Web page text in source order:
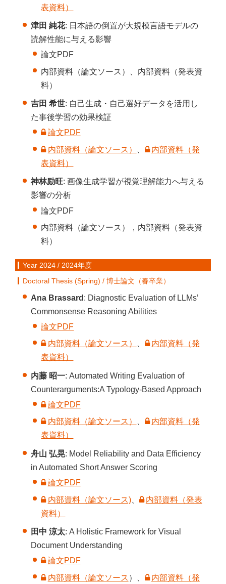
表資料）
津田 純花: 日本語の倒置が大規模言語モデルの
読解性能に与える影響
論文PDF
内部資料（論文ソース）、内部資料（発表資
料）
吉田 希世: 自己生成・自己選好データを活用し
た事後学習の効果検証
論文PDF
内部資料（論文ソース）
内部資料（発
表資料）
神林励旺: 画像生成学習が視覚理解能力へ与える
影響の分析
論文PDF
内部資料（論文ソース），内部資料（発表資
料）
Year 2024 / 2024年度
Doctoral Thesis (Spring) / 博士論文（春卒業）
Ana Brassard : Diagnostic Evaluation of LLMs’
Commonsense Reasoning Abilities
論文PDF
内部資料（論文ソース）
内部資料（発
表資料）
内藤 昭一: Automated Writing Evaluation of
Counterarguments:A Typology-Based Approach
論文PDF
内部資料（論文ソース）
内部資料（発
表資料）
舟山 弘晃: Model Reliability and Data Efficiency
in Automated Short Answer Scoring
論文PDF
内部資料（論文ソース)、
内部資料（発表
資料）
田中 涼太: A Holistic Framework for Visual
Document Understanding
論文PDF
内部資料（論文ソース ）、 内部資料（発